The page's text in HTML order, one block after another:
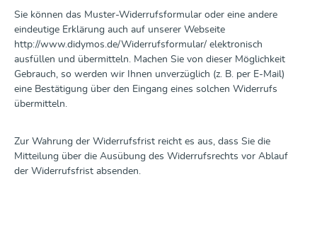
Sie können das Muster-Widerrufsformular oder eine andere
eindeutige Erklärung auch auf unserer Webseite
http://www.didymos.de/Widerrufsformular/ elektronisch
ausfüllen und übermitteln. Machen Sie von dieser Möglichkeit
Gebrauch, so werden wir Ihnen unverzüglich (z. B. per E-Mail)
eine Bestätigung über den Eingang eines solchen Widerrufs
übermitteln.
Zur Wahrung der Widerrufsfrist reicht es aus, dass Sie die
Mitteilung über die Ausübung des Widerrufsrechts vor Ablauf
der Widerrufsfrist absenden.